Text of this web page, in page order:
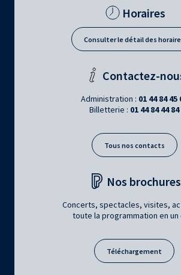
Horaires
Consulter le détail des
Contactez-
Administration : 01 44 84 45
Billetterie : 01 44 84 44 84
Tous nos contacts
Nos brochures
Concerts, spectacles, visites,
toute la programmation en un
Téléchargement